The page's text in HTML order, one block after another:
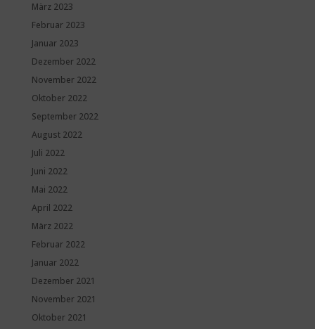
März 2023
Februar 2023
Januar 2023
Dezember 2022
November 2022
Oktober 2022
September 2022
August 2022
Juli 2022
Juni 2022
Mai 2022
April 2022
März 2022
Februar 2022
Januar 2022
Dezember 2021
November 2021
Oktober 2021